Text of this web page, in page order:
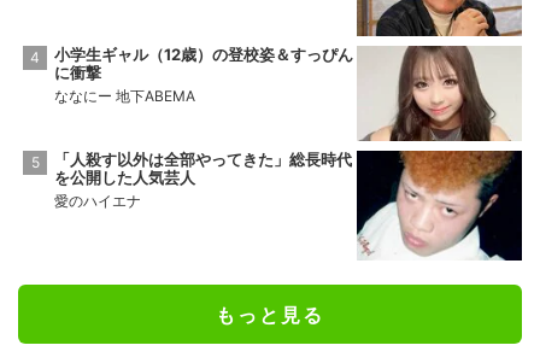
小学生ギャル（12歳）の登校姿＆すっぴん
に衝撃
ななにー 地下ABEMA
「人殺す以外は全部やってきた」総長時代
を公開した人気芸人
愛のハイエナ
もっと見る